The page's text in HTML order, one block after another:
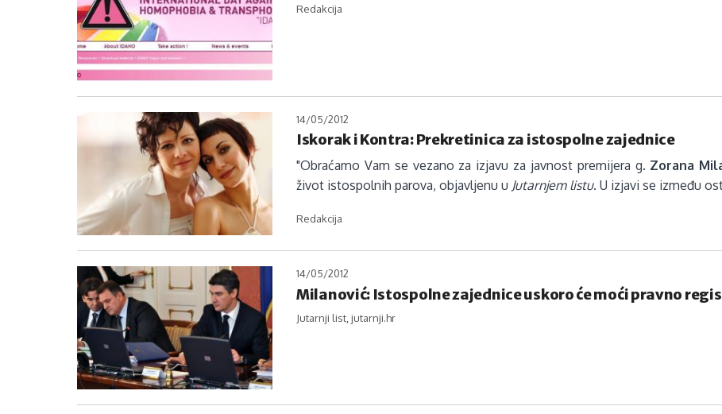
Redakcija
14/05/2012
Iskorak i Kontra: Prekretinica za istospolne zajednice
"Obraćamo Vam se vezano za izjavu za javnost premijera g. Zorana
život istospolnih parova, objavljenu u Jutarnjem listu. U izjavi se između
Redakcija
14/05/2012
Milanović: Istospolne zajednice uskoro će moći pravno
Jutarnji list, jutarnji.hr